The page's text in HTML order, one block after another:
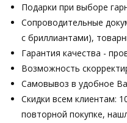
Подарки при выборе
Сопроводительные
с бриллиантами),
Гарантия качества -
Возможность
Самовывоз в удобное
Скидки всем клиентам:
повторной покупке,